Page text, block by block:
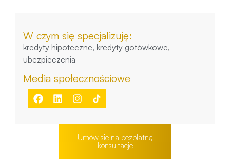
W czym się specjalizuję:
kredyty hipoteczne, kredyty gotówkowe,
ubezpieczenia
Media społecznościowe
Umów się na bezpłatną
konsultację